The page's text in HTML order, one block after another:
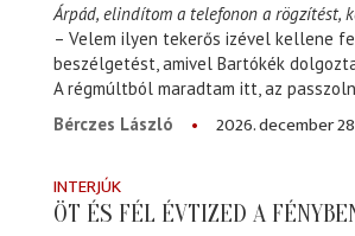
Árpád, elindítom a telefonon a rögzítést,
– Velem ilyen tekerős izével kellene
beszélgetést, amivel Bartókék
A régmúltból maradtam itt, az
Bérczes László
2026. december
INTERJÚK
ÖT ÉS FÉL ÉVTIZED A